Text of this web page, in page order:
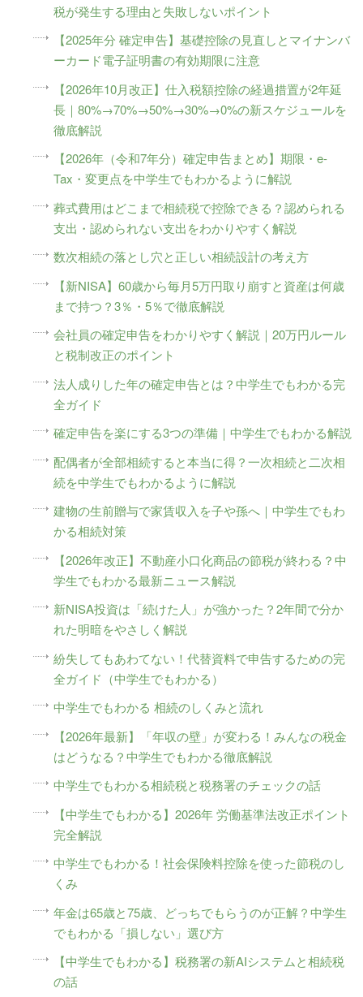
税が発生する理由と失敗しないポイント
【2025年分 確定申告】基礎控除の見直しとマイナンバ
ーカード電子証明書の有効期限に注意
【2026年10月改正】仕入税額控除の経過措置が2年延
長｜80%→70%→50%→30%→0%の新スケジュールを
徹底解説
【2026年（令和7年分）確定申告まとめ】期限・e-
Tax・変更点を中学生でもわかるように解説
葬式費用はどこまで相続税で控除できる？認められる
支出・認められない支出をわかりやすく解説
数次相続の落とし穴と正しい相続設計の考え方
【新NISA】60歳から毎月5万円取り崩すと資産は何歳
まで持つ？3％・5％で徹底解説
会社員の確定申告をわかりやすく解説｜20万円ルール
と税制改正のポイント
法人成りした年の確定申告とは？中学生でもわかる完
全ガイド
確定申告を楽にする3つの準備｜中学生でもわかる解説
配偶者が全部相続すると本当に得？一次相続と二次相
続を中学生でもわかるように解説
建物の生前贈与で家賃収入を子や孫へ｜中学生でもわ
かる相続対策
【2026年改正】不動産小口化商品の節税が終わる？中
学生でもわかる最新ニュース解説
新NISA投資は「続けた人」が強かった？2年間で分か
れた明暗をやさしく解説
紛失してもあわてない！代替資料で申告するための完
全ガイド（中学生でもわかる）
中学生でもわかる 相続のしくみと流れ
【2026年最新】「年収の壁」が変わる！みんなの税金
はどうなる？中学生でもわかる徹底解説
中学生でもわかる相続税と税務署のチェックの話
【中学生でもわかる】2026年 労働基準法改正ポイント
完全解説
中学生でもわかる！社会保険料控除を使った節税のし
くみ
年金は65歳と75歳、どっちでもらうのが正解？中学生
でもわかる「損しない」選び方
【中学生でもわかる】税務署の新AIシステムと相続税
の話